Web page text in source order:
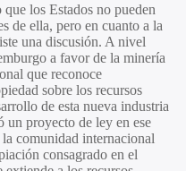
los Estados no pueden
de ella, pero en cuanto a la
una discusión. A nivel
a favor de la minería
que reconoce
sobre los recursos
de esta nueva industria
un proyecto de ley en ese
comunidad internacional
consagrado en el